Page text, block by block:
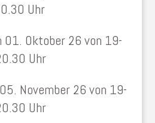
Uhr
01. Oktober 26 von 19-
Uhr
November 26 von 19-
Uhr